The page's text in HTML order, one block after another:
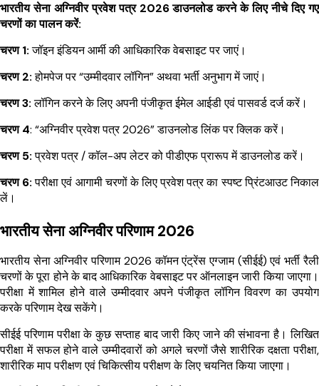
भारतीय सेना अग्निवीर प्रवेश पत्र 2026 डाउनलोड करने के लिए नीचे दिए गए
चरणों का पालन करें:
चरण 1:जॉइन इंडियन आर्मी की आधिकारिक वेबसाइट पर जाएं।
चरण 2:होमपेज पर “उम्मीदवार लॉगिन” अथवा भर्ती अनुभाग में जाएं।
चरण 3:लॉगिन करने के लिए अपनी पंजीकृत ईमेल आईडी एवं पासवर्ड दर्ज करें।
चरण 4: “अग्निवीर प्रवेश पत्र 2026” डाउनलोड लिंक पर क्लिक करें।
चरण 5:प्रवेश पत्र / कॉल-अप लेटर को पीडीएफ प्रारूप में डाउनलोड करें।
चरण 6:परीक्षा एवं आगामी चरणों के लिए प्रवेश पत्र का स्पष्ट प्रिंटआउट निकाल
लें।
भारतीय सेना अग्निवीर परिणाम 2026
भारतीय सेना अग्निवीर परिणाम 2026 कॉमन एंट्रेंस एग्जाम (सीईई) एवं भर्ती रैली
चरणों के पूरा होने के बाद आधिकारिक वेबसाइट पर ऑनलाइन जारी किया जाएगा।
परीक्षा में शामिल होने वाले उम्मीदवार अपने पंजीकृत लॉगिन विवरण का उपयोग
करके परिणाम देख सकेंगे।
सीईई परिणाम परीक्षा के कुछ सप्ताह बाद जारी किए जाने की संभावना है। लिखित
परीक्षा में सफल होने वाले उम्मीदवारों को अगले चरणों जैसे शारीरिक दक्षता परीक्षा,
शारीरिक माप परीक्षण एवं चिकित्सीय परीक्षण के लिए चयनित किया जाएगा।